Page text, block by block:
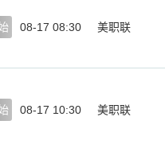
08-17 08:30 美职联
08-17 10:30 美职联